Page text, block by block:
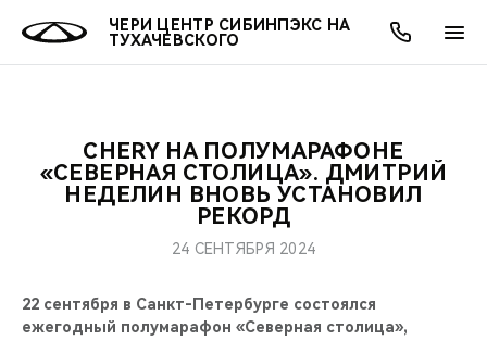
ЧЕРИ ЦЕНТР СИБИНПЭКС НА
ТУХАЧЕВСКОГО
МОДЕЛИ
ПОКУПАТЕЛЯМ
ВЛАДЕЛЬЦАМ
ПОДДЕРЖКА
МИР CHERY
CHERY В СОЦСЕТЯХ
АКЦИИ
ОНЛАЙН СЕРВИСЫ
О КОМПАНИИ
CHERY НА ПОЛУМАРАФОНЕ
«СЕВЕРНАЯ СТОЛИЦА». ДМИТРИЙ
НЕДЕЛИН ВНОВЬ УСТАНОВИЛ
РЕКОРД
24 СЕНТЯБРЯ 2024
22 сентября в Санкт-Петербурге состоялся
ежегодный полумарафон «Северная столица»,